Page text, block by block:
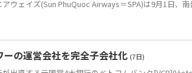
ウェイズ(Sun PhuQuoc Airways＝SPA)は9月1日、
の運営会社を完全子会社化 (7日)